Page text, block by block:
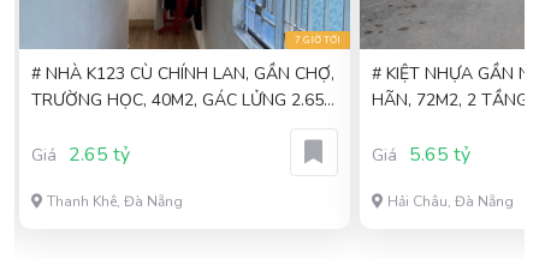
7 GIỜ TỚI
# NHÀ K123 CÙ CHÍNH LAN, GẦN CHỢ,
TRƯỜNG HỌC, 40M2, GÁC LỬNG 2.65
Giá
2.65 tỷ
Thanh Khê, Đà Nẵng
# KIỆT NHỰA GẦN
HÃN, 72M2, 2 TẦNG
Giá
5.65 tỷ
Hải Châu, Đà Nẵng